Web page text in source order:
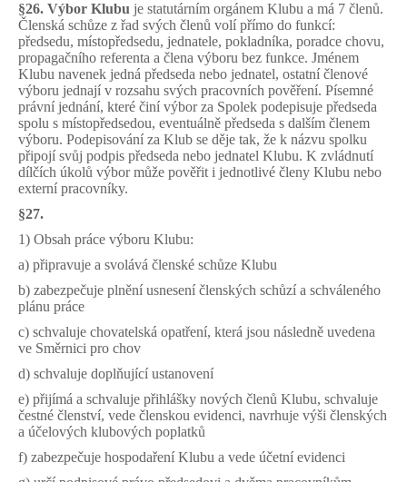
§26. Výbor Klubu je statutárním orgánem Klubu a má 7 členů.
Členská schůze z řad svých členů volí přímo do funkcí:
předsedu, místopředsedu, jednatele, pokladníka, poradce chovu,
propagačního referenta a člena výboru bez funkce. Jménem
Klubu navenek jedná předseda nebo jednatel, ostatní členové
výboru jednají v rozsahu svých pracovních pověření. Písemné
právní jednání, které činí výbor za Spolek podepisuje předseda
spolu s místopředsedou, eventuálně předseda s dalším členem
výboru. Podepisování za Klub se děje tak, že k názvu spolku
připojí svůj podpis předseda nebo jednatel Klubu. K zvládnutí
dílčích úkolů výbor může pověřit i jednotlivé členy Klubu nebo
externí pracovníky.
§27.
1) Obsah práce výboru Klubu:
a) připravuje a svolává členské schůze Klubu
b) zabezpečuje plnění usnesení členských schůzí a schváleného
plánu práce
c) schvaluje chovatelská opatření, která jsou následně uvedena
ve Směrnici pro chov
d) schvaluje doplňující ustanovení
e) přijímá a schvaluje přihlášky nových členů Klubu, schvaluje
čestné členství, vede členskou evidenci, navrhuje výši členských
a účelových klubových poplatků
f) zabezpečuje hospodaření Klubu a vede účetní evidenci